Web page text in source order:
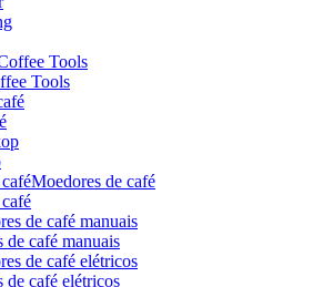
Tools
Moedores de café
de café manuais
de café elétricos